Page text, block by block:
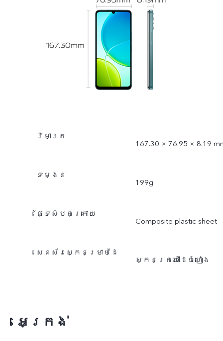
វិមាត្រ
167.30 × 76.95 × 8.19
ទម្ងន់
199g
ផ្ទៃសំបកក្រោយ
Composite plastic sheet
សេនស័រស្កេនម្រាមដៃ
ស្កេនក្រយៅដៃចំហៀង
អេក្រង់